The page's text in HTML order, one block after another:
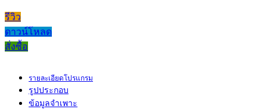
รีวิว
ดาวน์โหลด
สั่งซื้อ
รายละเอียดโปรแกรม
รูปประกอบ
ข้อมูลจำเพาะ